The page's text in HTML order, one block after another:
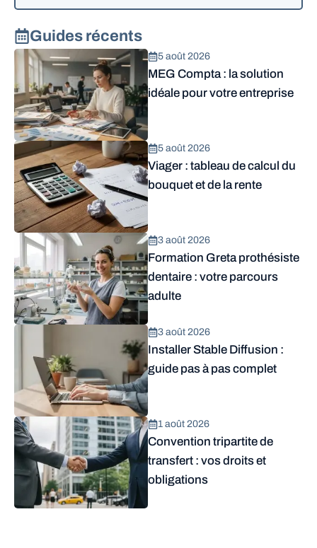
Guides récents
5 août 2026
MEG Compta : la solution
idéale pour votre entreprise
5 août 2026
Viager : tableau de calcul du
bouquet et de la rente
3 août 2026
Formation Greta prothésiste
dentaire : votre parcours
adulte
3 août 2026
Installer Stable Diffusion :
guide pas à pas complet
1 août 2026
Convention tripartite de
transfert : vos droits et
obligations